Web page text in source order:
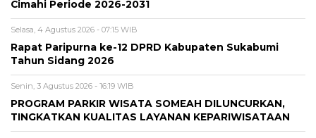
Cimahi Periode 2026-2031
Selasa, 4 Agustus 2026 - 07:15 WIB
Rapat Paripurna ke-12 DPRD Kabupaten Sukabumi
Tahun Sidang 2026
Senin, 3 Agustus 2026 - 16:19 WIB
PROGRAM PARKIR WISATA SOMEAH DILUNCURKAN,
TINGKATKAN KUALITAS LAYANAN KEPARIWISATAAN